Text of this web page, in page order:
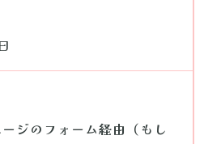
ジのフォーム経由（もし